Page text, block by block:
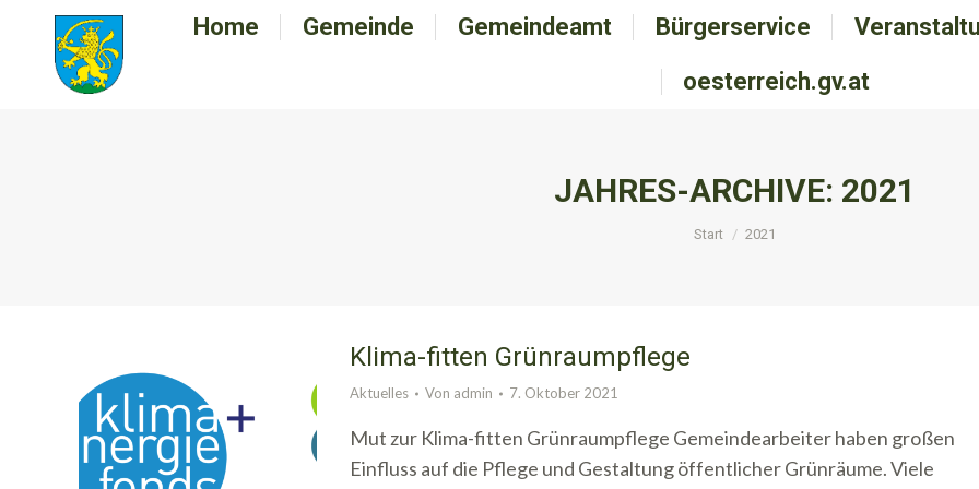
Home Gemeinde Gemeindeamt Bürgerservice
oesterreich.gv.at
JAHRES-ARCHIVE: 2021
Sie befinden sich hier:
Start 2021
Klima-fitten Grünraumpflege
Aktuelles Von admin 7. Oktober 2021
Mut zur Klima-fitten Grünraumpflege Gemeindearbeiter haben großen
Einfluss auf die Pflege und Gestaltung öffentlicher Grünräume. Viele
Home Gemeinde Gemeindeamt Bürgerservice
oesterreich.gv.at